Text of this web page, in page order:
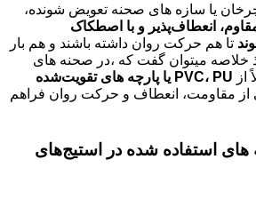
یا سازه‌ های صحنه تعویض‌ شونده،
انعطاف‌پذیر و با اصطکاک
تا هم حرکت روان داشته باشند و هم بار
خلاصه میتوان گفت که ،در صحنه‌ های
از PVC، PU یا پارچه‌ های تقویت‌شده
از مقاومت، انعطاف و حرکت روان فراهم
های استفاده شده در استیج‌های